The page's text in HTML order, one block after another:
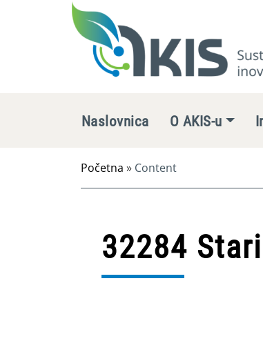
Naslovnica O AKIS-u
Početna » Content
32284